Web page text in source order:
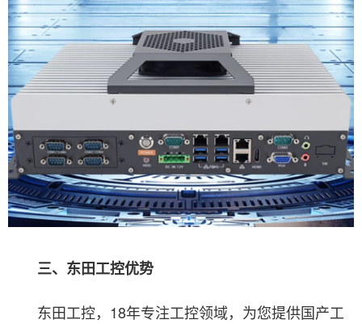
三、东田工控优势
东田工控，18年专注工控领域，为您提供国产工